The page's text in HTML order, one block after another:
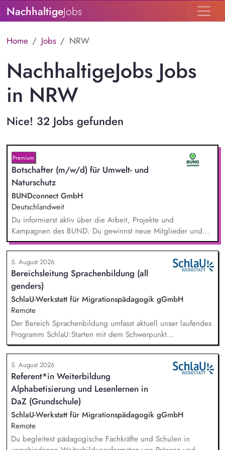
NachhaltigeJobs
Home Jobs NRW
NachhaltigeJobs Jobs
in NRW
Nice! 32 Jobs gefunden
Premium
Botschafter (m/w/d) für Umwelt- und
Naturschutz
BUNDconnect GmbH
Deutschlandweit
Du informierst aktiv über die Arbeit, Projekte und
Kampagnen des BUND. Du gewinnst neue Mitglieder und
stärkst damit langfristig den Umwelt- und Naturschutz. Du
beantwortest Fragen zu Umwelt-, Arten- und Klimaschutz nach
bestem Wissen und Gewissen. Du unterstützt Kampagnen
und Aktionen, beispielsweise durch das Sammeln von
Unterschriften für Petitionen.
5. August 2026
Bereichsleitung Sprachenbildung (all
genders)
SchlaU-Werkstatt für Migrationspädagogik gGmbH
Remote
Der Bereich Sprachenbildung umfasst aktuell unser laufendes
Programm SchlaU:Starten mit dem Schwerpunkt
"Alphabetisierung in DaZ für die Grundschule" sowie
zukünftig weitere auf Unterrichtsmaterial bezogene Projekte
mit den Schwerpunkten sprachensensibles und
rassismuskritisches Deutschlernen von der Grundschule bis in
die Berufliche Bildung. Der Bereich Sprachenbildung
entwickelt in seinen Projekten dazu zielgruppengerechte und
innovative Unterrichtsmaterialien und begleitet pädagogische
Fachkräfte mit daran angeschlossenen
Weiterbildungsangeboten online wie offline.
5. August 2026
Referent*in Weiterbildung
Alphabetisierung und Lesenlernen in
DaZ (Grundschule)
SchlaU-Werkstatt für Migrationspädagogik gGmbH
Remote
Du begleitest pädagogische Fachkräfte und Schulen in